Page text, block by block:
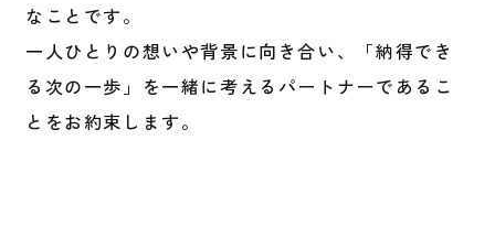
なことです。
一人ひとりの想いや背景に向き合い、「納得でき
る次の一歩」を一緒に考えるパートナーであるこ
とをお約束します。